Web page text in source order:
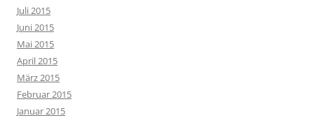
Juli 2015
Juni 2015
Mai 2015
April 2015
März 2015
Februar 2015
Januar 2015